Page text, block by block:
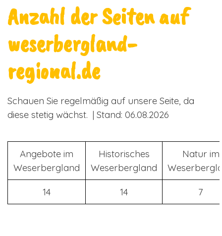
Anzahl der Seiten auf
weserbergland-
regional.de
Schauen Sie regelmäßig auf unsere Seite, da
diese stetig wächst. | Stand: 06.08.2026
Angebote im
Weserbergland
Historisches
Weserbergland
Natur im
14 14 7